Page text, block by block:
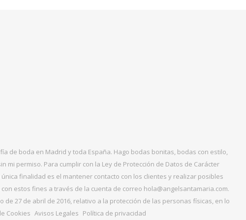
de boda en Madrid y toda España. Hago bodas bonitas, bodas con estilo,
permiso. Para cumplir con la Ley de Protección de Datos de Carácter
finalidad es el mantener contacto con los clientes y realizar posibles
estos fines a través de la cuenta de correo hola@angelsantamaria.com.
27 de abril de 2016, relativo a la protección de las personas físicas, en lo
Cookies Avisos Legales Política de privacidad